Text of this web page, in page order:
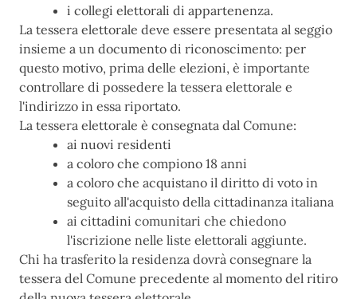
i collegi elettorali di appartenenza.
La tessera elettorale deve essere presentata al seggio
insieme a un documento di riconoscimento: per
questo motivo, prima delle elezioni, è importante
controllare di possedere la tessera elettorale e
l'indirizzo in essa riportato.
La tessera elettorale è consegnata dal Comune:
ai nuovi residenti
a coloro che compiono 18 anni
a coloro che acquistano il diritto di voto in
seguito all'acquisto della cittadinanza italiana
ai cittadini comunitari che chiedono
l'iscrizione nelle liste elettorali aggiunte.
Chi ha trasferito la residenza dovrà consegnare la
tessera del Comune precedente al momento del ritiro